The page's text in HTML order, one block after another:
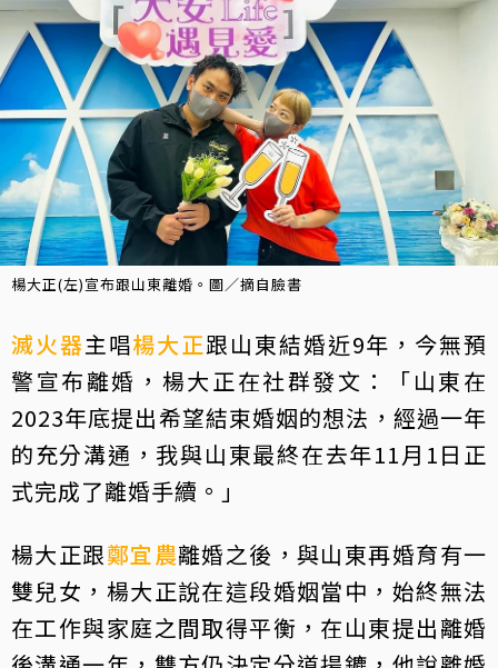
楊大正(左)宣布跟山東離婚。圖／摘自臉書
滅火器主唱楊大正跟山東結婚近9年，今無預
警宣布離婚，楊大正在社群發文：「山東在
2023年底提出希望結束婚姻的想法，經過一年
的充分溝通，我與山東最終在去年11月1日正
式完成了離婚手續。」
楊大正跟鄭宜農離婚之後，與山東再婚育有一
雙兒女，楊大正說在這段婚姻當中，始終無法
在工作與家庭之間取得平衡，在山東提出離婚